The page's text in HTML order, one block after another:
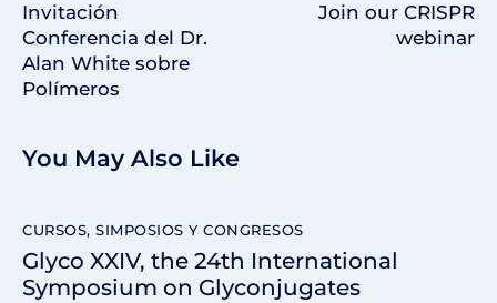
Invitación
Conferencia del Dr.
Alan White sobre
Polímeros
Join our CRISPR
webinar
You May Also Like
CURSOS, SIMPOSIOS Y CONGRESOS
Glyco XXIV, the 24th International
Symposium on Glyconjugates